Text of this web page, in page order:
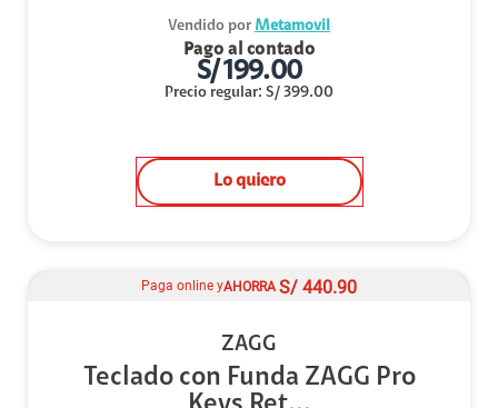
Vendido por Metamovil
Pago al contado
S/199.00
Precio regular: S/ 399.00
Lo quiero
Paga online yAHORRA S/ 440.90
ZAGG
Teclado con Funda ZAGG Pro